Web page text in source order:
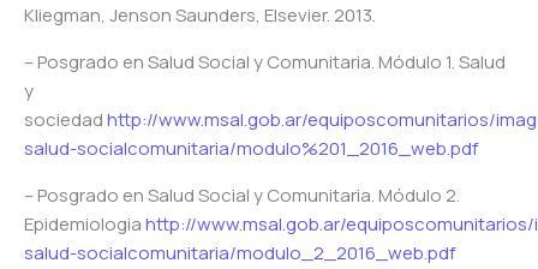
Kliegman, Jenson Saunders, Elsevier. 2013.
– Posgrado en Salud Social y Comunitaria. Módulo 1. Salud
y
sociedadhttp://www.msal.gob.ar/equiposcomunitarios/
salud-socialcomunitaria/modulo%201_2016_web.pdf
– Posgrado en Salud Social y Comunitaria. Módulo 2.
Epidemiologiahttp://www.msal.gob.ar/
salud-socialcomunitaria/modulo_2_2016_web.pdf